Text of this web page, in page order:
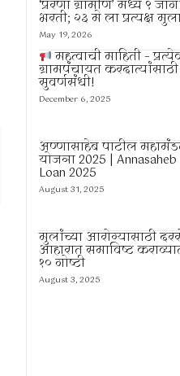
‘प्रेरणा ग्रामीण’ मध्ये ९
भरती; २३ मे ला प्रत्यक्ष
May 19, 2026
महत्वाची माहिती –
ग्रामपंचायत करदात्यांसाठी
सुवर्णसंधी!
December 6, 2025
अण्णासाहेब पाटील
योजना 2025 | Annasaheb
Loan 2025
August 31, 2025
मुलांच्या आरोग्यासाठी
आहारात समाविष्ट
१० गोष्टी
August 3, 2025